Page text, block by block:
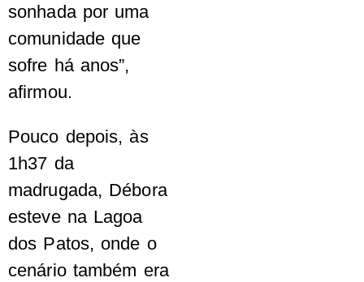
sonhada por uma
comunidade que
sofre há anos”,
afirmou.
Pouco depois, às
1h37 da
madrugada, Débora
esteve na Lagoa
dos Patos, onde o
cenário também era